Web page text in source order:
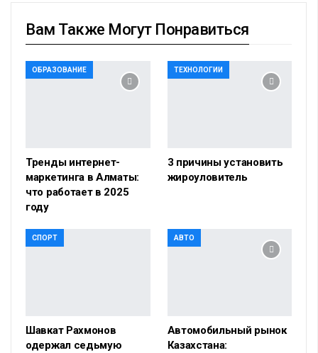
Вам Также Могут Понравиться
ОБРАЗОВАНИЕ
Тренды интернет-
маркетинга в Алматы:
что работает в 2025
году
ТЕХНОЛОГИИ
3 причины установить
жироуловитель
СПОРТ
Шавкат Рахмонов
одержал седьмую
АВТО
Автомобильный рынок
Казахстана: